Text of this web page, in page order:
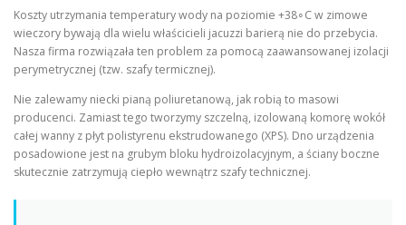
Koszty utrzymania temperatury wody na poziomie +38∘C w zimowe
wieczory bywają dla wielu właścicieli jacuzzi barierą nie do przebycia.
Nasza firma rozwiązała ten problem za pomocą zaawansowanej izolacji
perymetrycznej (tzw. szafy termicznej).
Nie zalewamy niecki pianą poliuretanową, jak robią to masowi
producenci. Zamiast tego tworzymy szczelną, izolowaną komorę wokół
całej wanny z płyt polistyrenu ekstrudowanego (XPS). Dno urządzenia
posadowione jest na grubym bloku hydroizolacyjnym, a ściany boczne
skutecznie zatrzymują ciepło wewnątrz szafy technicznej.